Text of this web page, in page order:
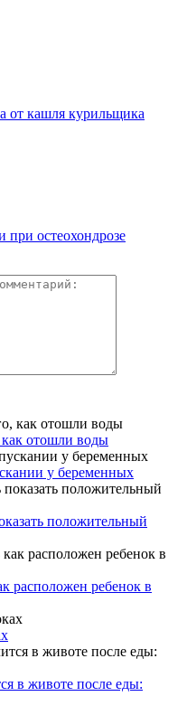
от кашля курильщика
остеохондрозе
как отошли воды
у беременных
положительный
расположен ребенок в
в животе после еды: